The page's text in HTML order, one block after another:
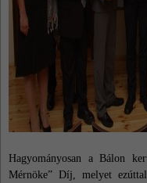
Hagyományosan a Bálon
Mérnöke” Díj, melyet